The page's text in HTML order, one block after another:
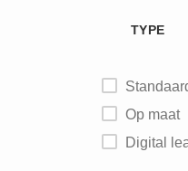
Zuivel
TYPE
Op maat
Digital